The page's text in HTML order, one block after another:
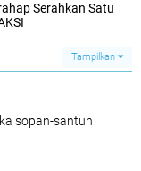
Serahkan Satu
Tampilkan
sopan-santun